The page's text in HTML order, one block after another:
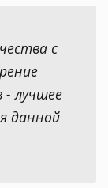
с
- лучшее
данной